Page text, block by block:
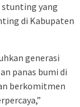
stunting yang
di Kabupaten
generasi
panas bumi di
berkomitmen